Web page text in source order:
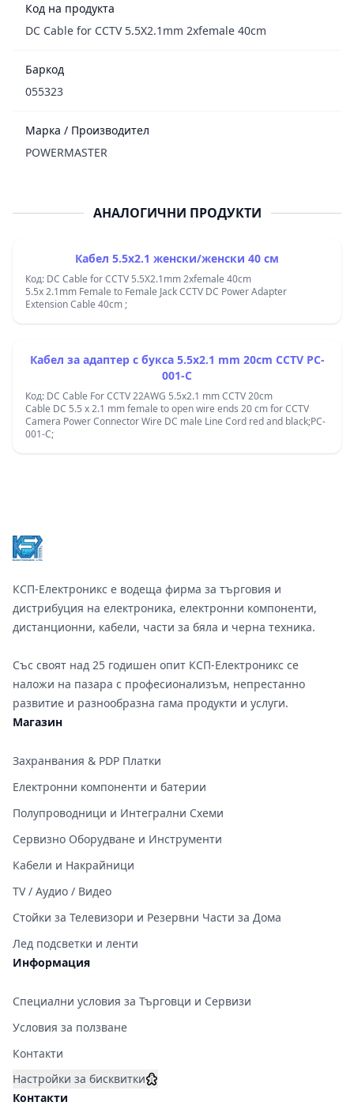
Код на продукта
DC Cable for CCTV 5.5X2.1mm 2xfemale 40cm
Баркод
055323
Марка / Производител
POWERMASTER
АНАЛОГИЧНИ ПРОДУКТИ
Кабел 5.5x2.1 женски/женски 40 см
Код: DC Cable for CCTV 5.5X2.1mm 2xfemale 40cm
5.5x 2.1mm Female to Female Jack CCTV DC Power Adapter
Extension Cable 40cm ;
Кабел за адаптер с букса 5.5x2.1 mm 20cm CCTV PC-
001-C
Код: DC Cable For CCTV 22AWG 5.5x2.1 mm CCTV 20cm
Cable DC 5.5 x 2.1 mm female to open wire ends 20 cm for CCTV
Camera Power Connector Wire DC male Line Cord red and black;PC-
001-C;
КСП-Електроникс е водеща фирма за търговия и
дистрибуция на електроника, електронни компоненти,
дистанционни, кабели, части за бяла и черна техника.
Със своят над 25 годишен опит КСП-Електроникс се
наложи на пазара с професионализъм, непрестанно
развитие и разнообразна гама продукти и услуги.
Магазин
Захранвания & PDP Платки
Електронни компоненти и батерии
Полупроводници и Интегрални Схеми
Сервизно Оборудване и Инструменти
Кабели и Накрайници
TV / Аудио / Видео
Стойки за Телевизори и Резервни Части за Дома
Лед подсветки и ленти
Информация
Специални условия за Търговци и Сервизи
Условия за ползване
Контакти
Настройки за бисквитки
Контакти